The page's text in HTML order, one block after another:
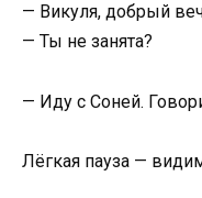
— Викуля, добрый
— Ты не занята?
— Иду с Соней.
Лёгкая пауза —